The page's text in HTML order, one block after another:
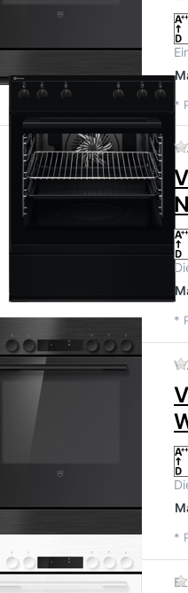
*
*
*